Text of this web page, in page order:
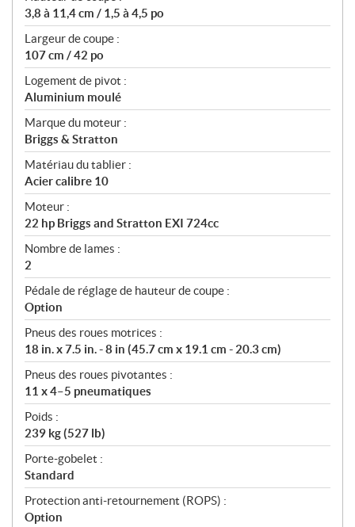
3,8 à 11,4 cm / 1,5 à 4,5 po
Largeur de coupe :
107 cm / 42 po
Logement de pivot :
Aluminium moulé
Marque du moteur :
Briggs & Stratton
Matériau du tablier :
Acier calibre 10
Moteur :
22 hp Briggs and Stratton EXI 724cc
Nombre de lames :
2
Pédale de réglage de hauteur de coupe :
Option
Pneus des roues motrices :
18 in. x 7.5 in. - 8 in (45.7 cm x 19.1 cm - 20.3 cm)
Pneus des roues pivotantes :
11 x 4–5 pneumatiques
Poids :
239 kg (527 lb)
Porte-gobelet :
Standard
Protection anti-retournement (ROPS) :
Option